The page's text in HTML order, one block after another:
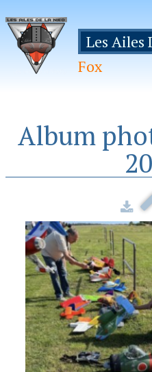
Les Ailes
Fox
Accueil
Inscription
Manifestations
Hebergements
Album